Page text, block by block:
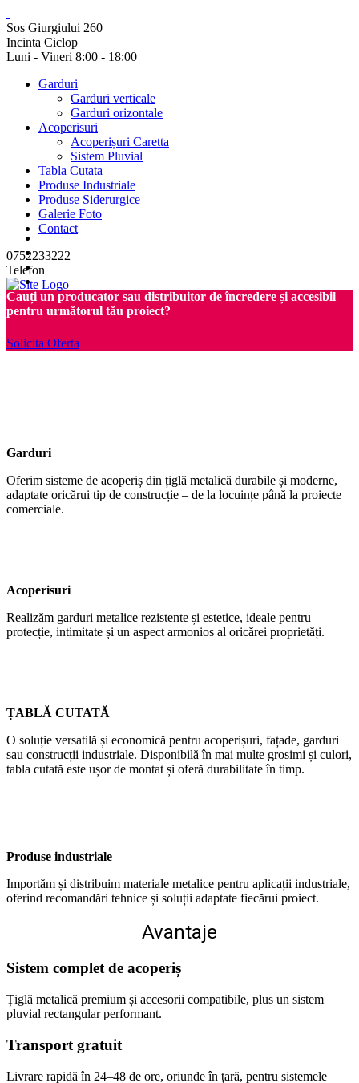
Sos Giurgiului 260
Incinta Ciclop
Luni - Vineri 8:00 - 18:00
Garduri
Garduri verticale
Garduri orizontale
Acoperisuri
Acoperișuri Caretta
Sistem Pluvial
Tabla Cutata
Produse Industriale
Produse Siderurgice
Galerie Foto
Contact
0752233222
Telefon
Cauți un producator sau distribuitor de încredere și accesibil
pentru următorul tău proiect?
Solicita Oferta
Garduri
Oferim sisteme de acoperiș din țiglă metalică durabile și moderne,
adaptate oricărui tip de construcție – de la locuințe până la proiecte
comerciale.
Acoperisuri
Realizăm garduri metalice rezistente și estetice, ideale pentru
protecție, intimitate și un aspect armonios al oricărei proprietăți.
ȚABLĂ CUTATĂ
O soluție versatilă și economică pentru acoperișuri, fațade, garduri
sau construcții industriale. Disponibilă în mai multe grosimi și culori,
tabla cutată este ușor de montat și oferă durabilitate în timp.
Produse industriale
Importăm și distribuim materiale metalice pentru aplicații industriale,
oferind recomandări tehnice și soluții adaptate fiecărui proiect.
Avantaje
Sistem complet de acoperiș
Țiglă metalică premium și accesorii compatibile, plus un sistem
pluvial rectangular performant.
Transport gratuit
Livrare rapidă în 24–48 de ore, oriunde în țară, pentru sistemele